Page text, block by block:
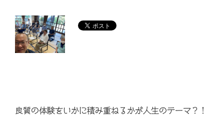
良質の体験をいかに積み重ねるかが人生のテーマ？！